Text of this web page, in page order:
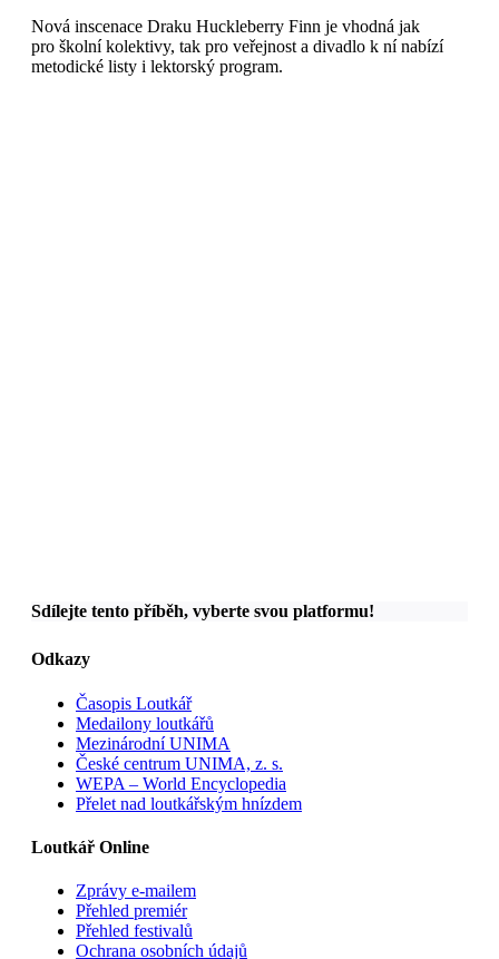
Nová inscenace Draku Huckleberry Finn je vhodná jak
pro školní kolektivy, tak pro veřejnost a divadlo k ní nabízí
metodické listy i lektorský program.
Sdílejte tento příběh, vyberte svou platformu!
Odkazy
Časopis Loutkář
Medailony loutkářů
Mezinárodní UNIMA
České centrum UNIMA, z. s.
WEPA – World Encyclopedia
Přelet nad loutkářským hnízdem
Loutkář Online
Zprávy e-mailem
Přehled premiér
Přehled festivalů
Ochrana osobních údajů